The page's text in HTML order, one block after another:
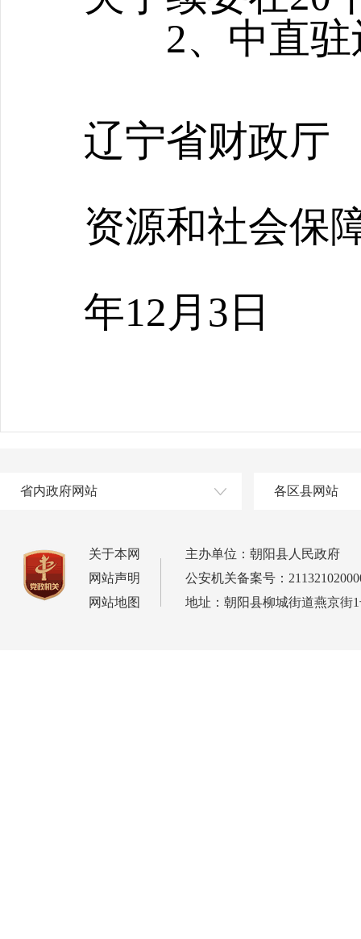
2、中直驻
辽宁省财政厅
资源和社会保
年12月3日
省内政府网站 各区县网站
关于本网
网站声明
网站地图
主办单位：朝阳县人民政府
公安机关备案号：
地址：朝阳县柳城街道燕京街